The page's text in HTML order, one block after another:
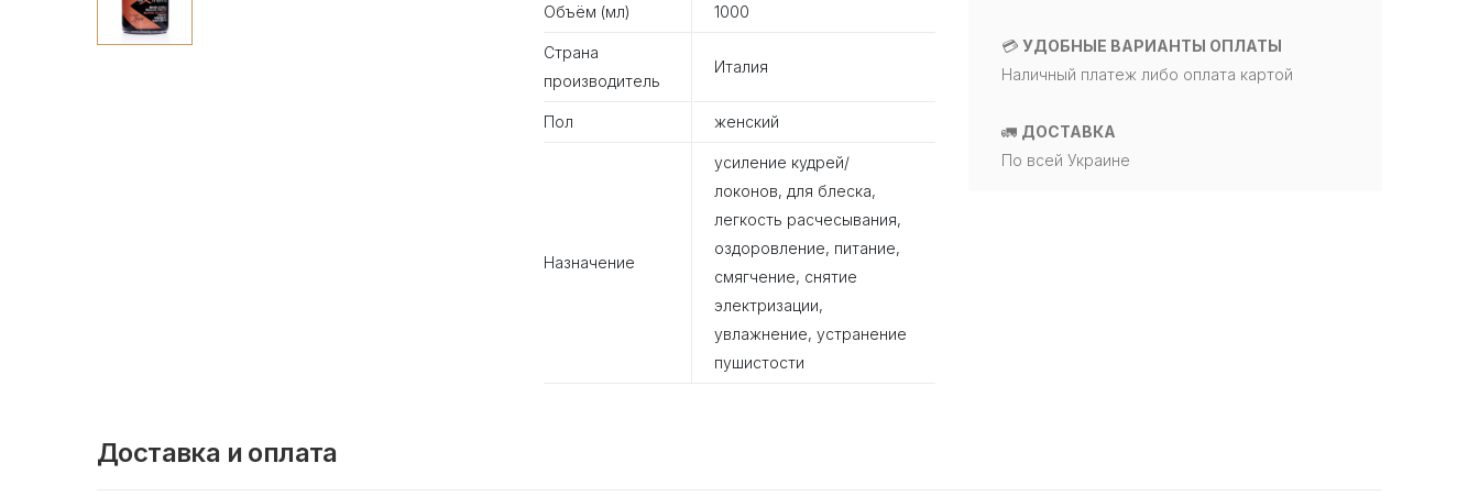
Объём (мл) 1000
Страна
производитель
Италия
Пол женский
Назначение
усиление кудрей/
локонов, для блеска,
легкость расчесывания,
оздоровление, питание,
смягчение, снятие
электризации,
увлажнение, устранение
пушистости
💳 УДОБНЫЕ ВАРИАНТЫ ОПЛАТЫ
Наличный платеж либо оплата картой
🚛 ДОСТАВКА
По всей Украине
Доставка и оплата